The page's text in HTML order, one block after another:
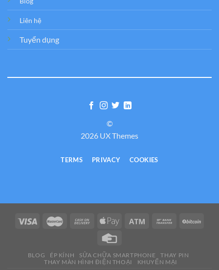
Liên hệ
Tuyển dụng
©
2026 UX Themes
TERMS PRIVACY COOKIES
BLOG ÉP KÍNH SỬA CHỮA SMARTPHONE
THAY PIN
THAY MÀN HÌNH ĐIỆN THOẠI
KHUYẾN MẠI